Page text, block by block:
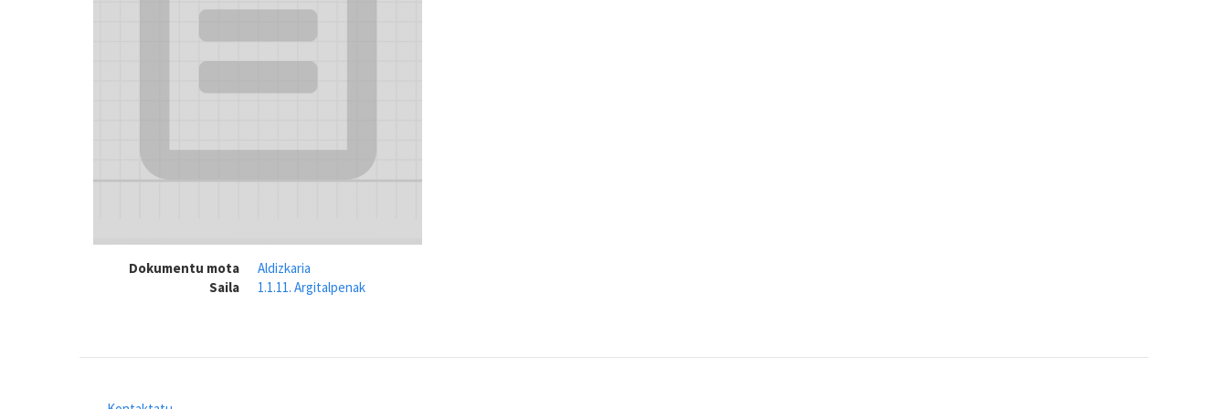
Dokumentu mota
Aldizkaria
Saila
1.1.11. Argitalpenak